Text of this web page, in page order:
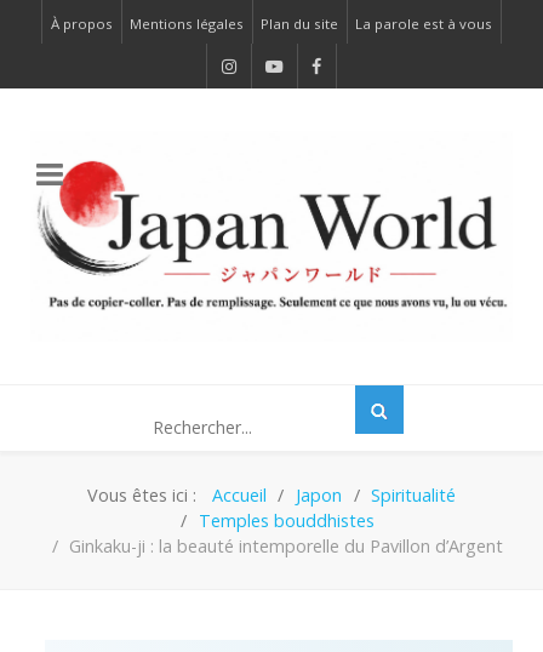
À propos Mentions légales Plan du site La parole est à vous
Vous êtes ici : Accueil Japon
Spiritualité
Temples bouddhistes
Ginkaku-ji : la beauté intemporelle du Pavillon d’Argent